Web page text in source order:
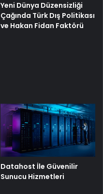
Yeni Dünya Düzensizliği
Çağında Türk Dış Politikası
ve Hakan Fidan Faktörü
Datahost İle Güvenilir
Sunucu Hizmetleri